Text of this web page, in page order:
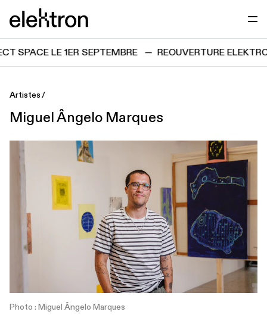
elektron
SPACE LE 1ER SEPTEMBRE — REOUVERTURE
Artistes
Miguel Ângelo Marques
Photo : Miguel Ângelo Marques